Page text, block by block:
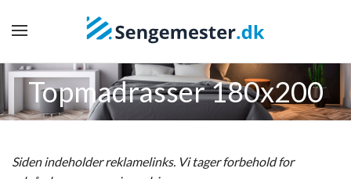
Topmadrasser 180x200
Siden indeholder reklamelinks. Vi tager forbehold for